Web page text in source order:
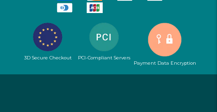
3D Secure Checkout
PCI-Compliant Servers
Payment Data Encryption